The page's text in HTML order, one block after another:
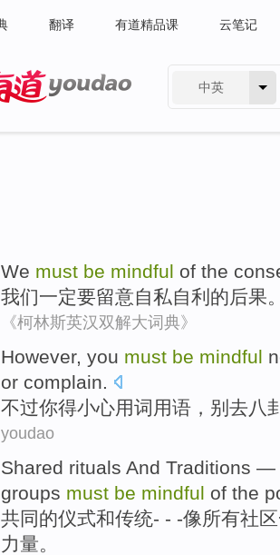
翻译 有道精品课 云笔记
中英
We must be mindful of the
我们一定要留意自私自利 的后果
《柯林斯英汉双解大词典》
However, you must be mindful
or complain.
不过你得小心用词用语， 别 去八
youdao
Shared rituals And Traditions —
groups must be mindful of the
共同的仪式和传统- - -像所有社区
力量 。